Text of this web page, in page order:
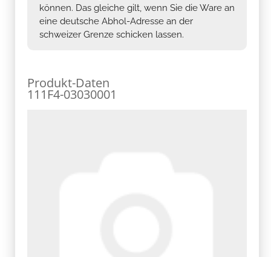
können. Das gleiche gilt, wenn Sie die Ware an
eine deutsche Abhol-Adresse an der
schweizer Grenze schicken lassen.
Produkt-Daten
111F4-03030001